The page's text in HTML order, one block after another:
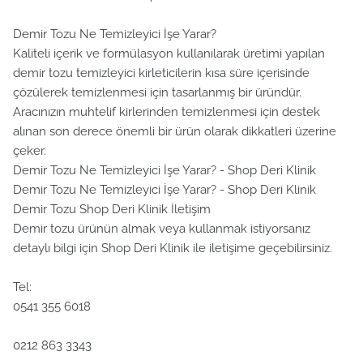
Demir Tozu Ne Temizleyici İşe Yarar?
Kaliteli içerik ve formülasyon kullanılarak üretimi yapılan
demir tozu temizleyici kirleticilerin kısa süre içerisinde
çözülerek temizlenmesi için tasarlanmış bir üründür.
Aracınızın muhtelif kirlerinden temizlenmesi için destek
alınan son derece önemli bir ürün olarak dikkatleri üzerine
çeker.
Demir Tozu Ne Temizleyici İşe Yarar? - Shop Deri Klinik
Demir Tozu Ne Temizleyici İşe Yarar? - Shop Deri Klinik
Demir Tozu Shop Deri Klinik İletişim
Demir tozu ürünün almak veya kullanmak istiyorsanız
detaylı bilgi için Shop Deri Klinik ile iletişime geçebilirsiniz.
Tel:
0541 355 6018
0212 863 3343